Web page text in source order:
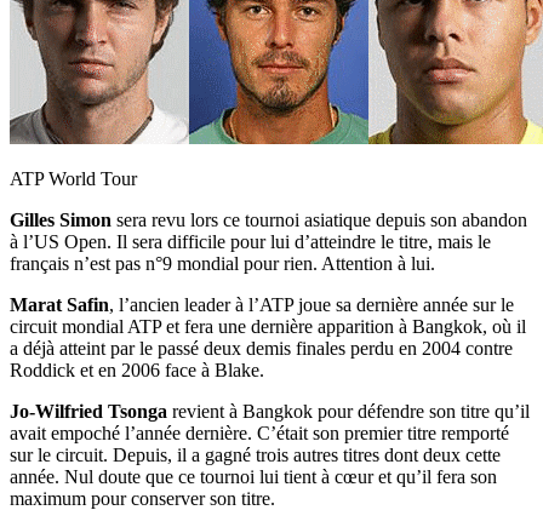
ATP World Tour
Gilles Simon sera revu lors ce tournoi asiatique depuis son abandon
à l’US Open. Il sera difficile pour lui d’atteindre le titre, mais le
français n’est pas n°9 mondial pour rien. Attention à lui.
Marat Safin, l’ancien leader à l’ATP joue sa dernière année sur le
circuit mondial ATP et fera une dernière apparition à Bangkok, où il
a déjà atteint par le passé deux demis finales perdu en 2004 contre
Roddick et en 2006 face à Blake.
Jo-Wilfried Tsonga revient à Bangkok pour défendre son titre qu’il
avait empoché l’année dernière. C’était son premier titre remporté
sur le circuit. Depuis, il a gagné trois autres titres dont deux cette
année. Nul doute que ce tournoi lui tient à cœur et qu’il fera son
maximum pour conserver son titre.